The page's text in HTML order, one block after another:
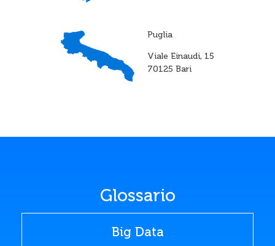
Puglia
Viale Einaudi, 15
70125 Bari
Glossario
Big Data